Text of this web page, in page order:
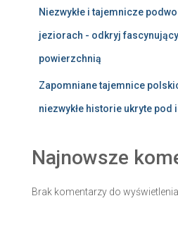
Niezwykłe i tajemnicze
jeziorach - odkryj
powierzchnią
Zapomniane tajemnice
niezwykłe historie ukryte pod
Najnowsze
Brak komentarzy do wyświetlenia.